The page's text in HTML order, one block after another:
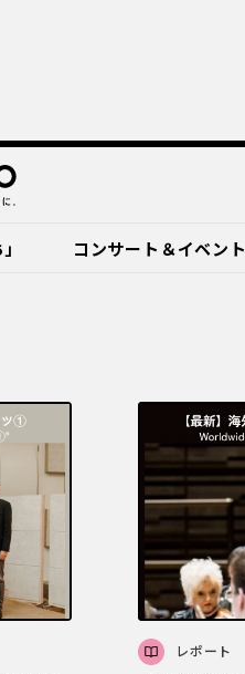
コンサート＆イベント
レポート